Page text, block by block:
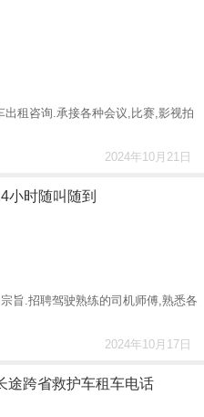
租咨询.承接各种会议,比赛,影视拍
2024年10月21日
小时随叫随到
旨.招聘驾驶熟练的司机师傅,熟悉各
2024年10月17日
途跨省救护车租车电话